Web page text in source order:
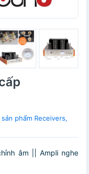
phẩm Receivers,
âm || Ampli nghe